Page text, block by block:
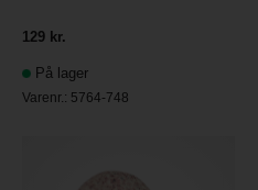
129 kr.
På lager
Varenr.: 5764-748